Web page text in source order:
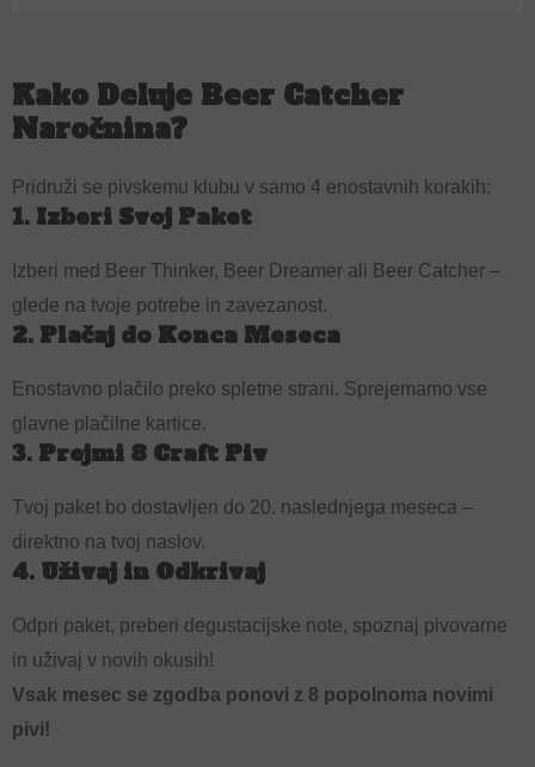
Kako Deluje Beer Catcher
Naročnina?
Pridruži se pivskemu klubu v samo 4 enostavnih korakih:
1. Izberi Svoj Paket
Izberi med Beer Thinker, Beer Dreamer ali Beer Catcher –
glede na tvoje potrebe in zavezanost.
2. Plačaj do Konca Meseca
Enostavno plačilo preko spletne strani. Sprejemamo vse
glavne plačilne kartice.
3. Prejmi 8 Craft Piv
Tvoj paket bo dostavljen do 20. naslednjega meseca –
direktno na tvoj naslov.
4. Uživaj in Odkrivaj
Odpri paket, preberi degustacijske note, spoznaj pivovarne
in uživaj v novih okusih!
Vsak mesec se zgodba ponovi z 8 popolnoma novimi
pivi!